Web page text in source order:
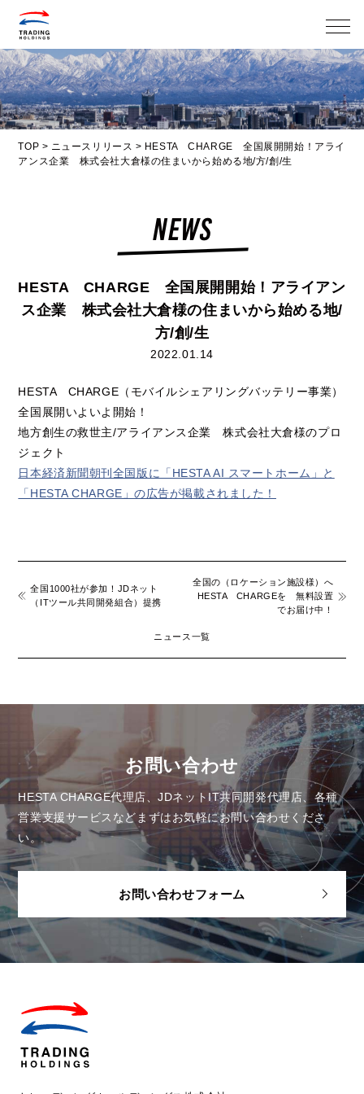
メニ
TOP > ニュースリリース > HESTA CHARGE 全国展開開始！アライ
アンス企業 株式会社大倉様の住まいから始める地/方/創/生
NEWS
HESTA CHARGE 全国展開開始！アライアン
ス企業 株式会社大倉様の住まいから始める地/
方/創/生
2022.01.14
HESTA CHARGE （モバイルシェアリングバッテリー事業）
全国展開いよいよ開始！
地方創生の救世主/アライアンス企業 株式会社大倉様のプロ
ジェクト
日本経済新聞朝刊全国版に「HESTA AI スマートホーム」と
「HESTA CHARGE」の広告が掲載されました！
全国1000社が参加！JDネット
（ITツール共同開発組合）提携
ニュース一覧
全国の（ロケーション施設様）へ
HESTA CHARGEを 無料設置
でお届け中！
お問い合わせ
HESTA CHARGE代理店、JDネットIT共同開発代理店、各種
営業支援サービスなど まずはお気軽にお問い合わせくださ
い。
お問い合わせフォーム